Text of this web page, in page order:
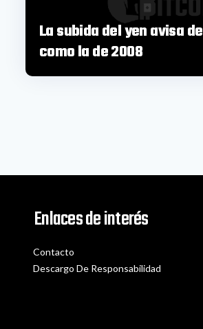
La subida del yen avisa
como la de 2008
Enlaces de interés
Contacto
Descargo De Responsabilidad